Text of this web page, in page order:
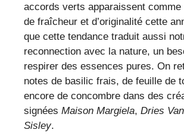
accords verts apparaissent comme
de fraîcheur et d’originalité cette
que cette tendance traduit aussi
reconnection avec la nature, un
respirer des essences pures. On
notes de basilic frais, de feuille de
encore de concombre dans des
signées Maison Margiela, Dries
Sisley.